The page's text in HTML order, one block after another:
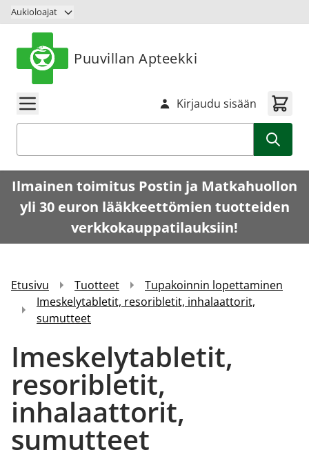
Siirry sisältöön
Aukioloajat
Puuvillan Apteekki
Kirjaudu sisään
Ilmainen toimitus Postin ja Matkahuollon
yli 30 euron lääkkeettömien tuotteiden
verkkokauppatilauksiin!
Etusivu Tuotteet
Tupakoinnin lopettaminen
Imeskelytabletit, resoribletit, inhalaattorit,
sumutteet
Imeskelytabletit,
resoribletit,
inhalaattorit,
sumutteet